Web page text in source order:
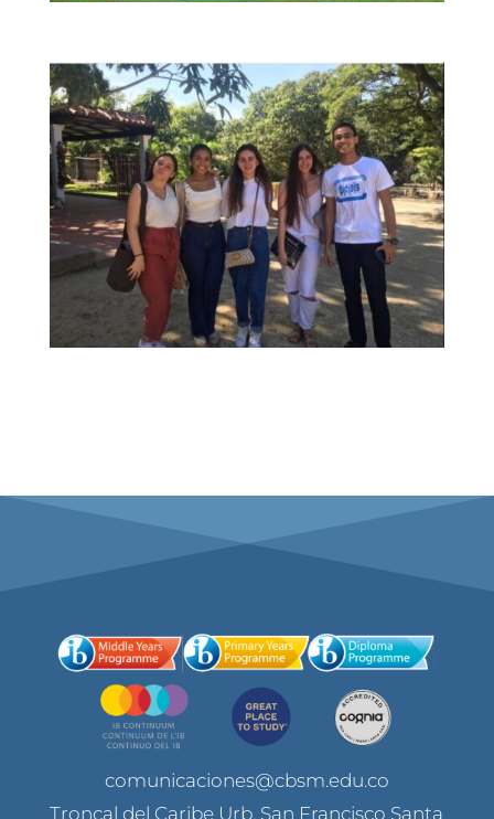
comunicaciones@cbsm.edu.co
Troncal del Caribe Urb. San Francisco Santa